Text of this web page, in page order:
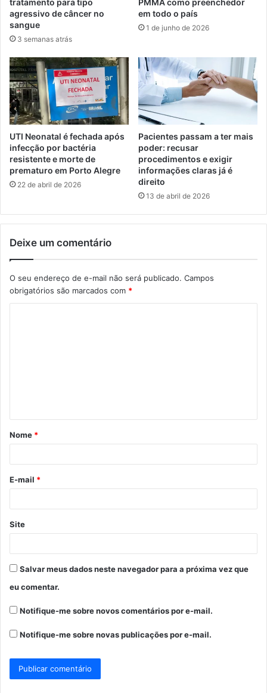
tratamento para tipo
agressivo de câncer no
sangue
3 semanas atrás
PMMA como preenchedor
em todo o país
1 de junho de 2026
UTI Neonatal é fechada após
infecção por bactéria
resistente e morte de
prematuro em Porto Alegre
22 de abril de 2026
Pacientes passam a ter mais
poder: recusar
procedimentos e exigir
informações claras já é
direito
13 de abril de 2026
Deixe um comentário
O seu endereço de e-mail não será publicado. Campos
obrigatórios são marcados com *
á
r
*
Nome *
E-mail *
Site
Salvar meus dados neste navegador para a próxima vez que
eu comentar.
Notifique-me sobre novos comentários por e-mail.
Notifique-me sobre novas publicações por e-mail.